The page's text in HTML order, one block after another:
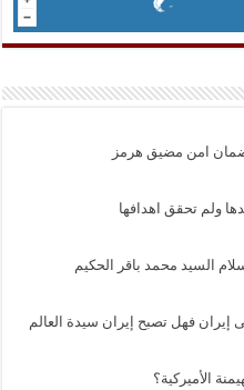
لضمان امن مضيق هرمز
ولم تحقق اهدافها
السيد محمد باقر الحكيم
فهل تصبح إيران سيدة العالم
الأميركية؟